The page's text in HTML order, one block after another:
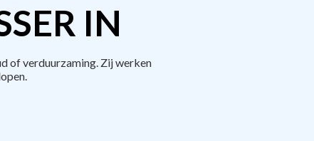
IN
of verduurzaming. Zij werken